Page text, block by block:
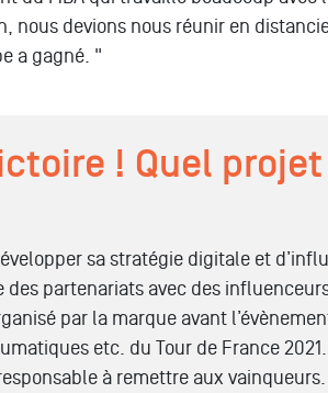
nous devions nous réunir en
a gagné. "
! Quel
sa stratégie digitale et
partenariats avec des
par la marque avant
etc. du Tour de France
à remettre aux